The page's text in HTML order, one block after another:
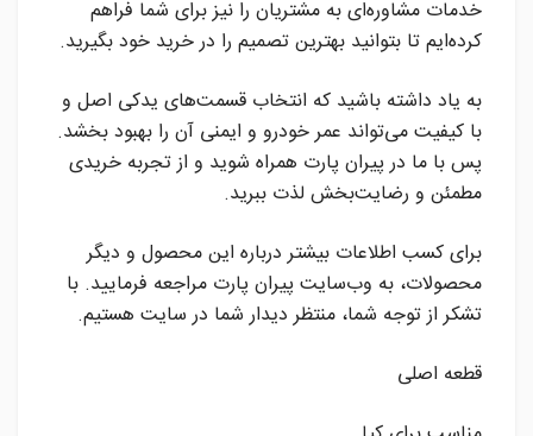
خدمات مشاوره‌ای به مشتریان را نیز برای شما فراهم
کرده‌ایم تا بتوانید بهترین تصمیم را در خرید خود بگیرید.
به یاد داشته باشید که انتخاب قسمت‌های یدکی اصل و
با کیفیت می‌تواند عمر خودرو و ایمنی آن را بهبود بخشد.
پس با ما در پیران پارت همراه شوید و از تجربه خریدی
مطمئن و رضایت‌بخش لذت ببرید.
برای کسب اطلاعات بیشتر درباره این محصول و دیگر
محصولات، به وب‌سایت پیران پارت مراجعه فرمایید. با
تشکر از توجه شما، منتظر دیدار شما در سایت هستیم.
قطعه اصلی